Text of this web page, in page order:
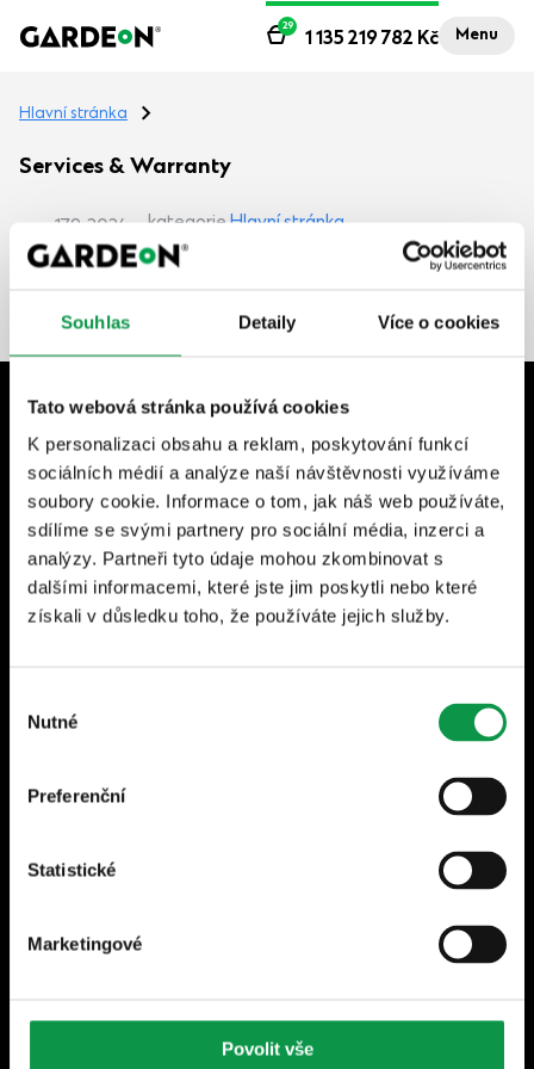
Souhlas Detaily Více o cookies
Tato webová stránka používá cookies
K personalizaci obsahu a reklam, poskytování funkcí
sociálních médií a analýze naší návštěvnosti využíváme
soubory cookie. Informace o tom, jak náš web používáte,
sdílíme se svými partnery pro sociální média, inzerci a
analýzy. Partneři tyto údaje mohou zkombinovat s
dalšími informacemi, které jste jim poskytli nebo které
získali v důsledku toho, že používáte jejich služby.
souhlasu
Nutné
Preferenční
Statistické
Marketingové
Povolit vše
Menu
1 135 219 782 Kč
29
Hlavní stránka
Services & Warranty
17.9. 2024 kategorie Hlavní stránka
+420 604 702 702
Po–Pá | 7:30–17:00
shop@gardeon.cz
Newsletter - Odebírejte novinky a užitečné tipy
Za účelem zasílání newsletterů souhlasím se